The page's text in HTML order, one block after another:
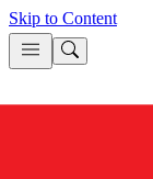
Skip to Content